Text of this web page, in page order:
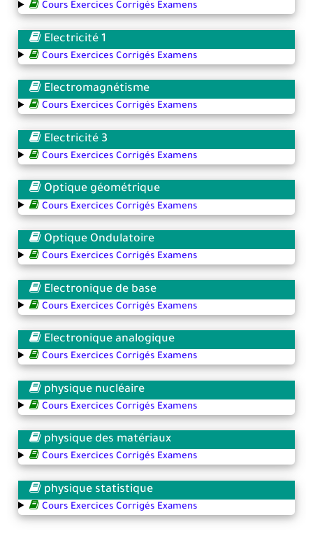
Cours Exercices Corrigés Examens
Electricité 1
Cours Exercices Corrigés Examens
Electromagnétisme
Cours Exercices Corrigés Examens
Electricité 3
Cours Exercices Corrigés Examens
Optique géométrique
Cours Exercices Corrigés Examens
Optique Ondulatoire
Cours Exercices Corrigés Examens
Electronique de base
Cours Exercices Corrigés Examens
Electronique analogique
Cours Exercices Corrigés Examens
physique nucléaire
Cours Exercices Corrigés Examens
physique des matériaux
Cours Exercices Corrigés Examens
physique statistique
Cours Exercices Corrigés Examens